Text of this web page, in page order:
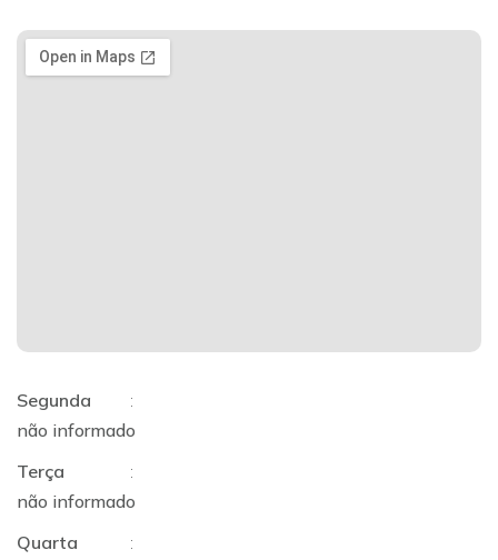
Segunda
:
não informado
Terça
:
não informado
Quarta
: